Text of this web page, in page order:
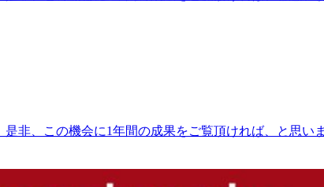
非、この機会に1年間の成果をご覧頂ければ、と思